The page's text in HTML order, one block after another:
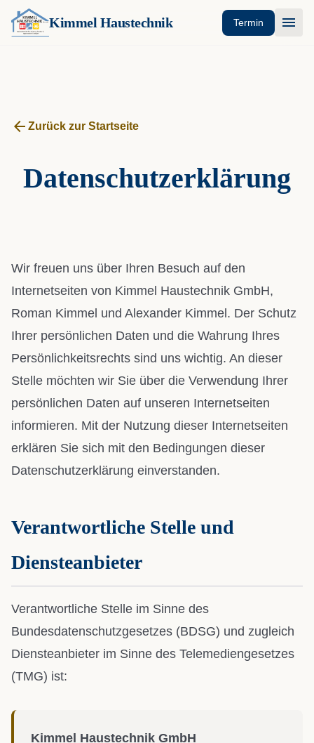
Kimmel Haustechnik Termin menu
arrow_back Zurück zur Startseite
Datenschutzerklärung
Wir freuen uns über Ihren Besuch auf den
Internetseiten von Kimmel Haustechnik GmbH,
Roman Kimmel und Alexander Kimmel. Der Schutz
Ihrer persönlichen Daten und die Wahrung Ihres
Persönlichkeitsrechts sind uns wichtig. An dieser
Stelle möchten wir Sie über die Verwendung Ihrer
persönlichen Daten auf unseren Internetseiten
informieren. Mit der Nutzung dieser Internetseiten
erklären Sie sich mit den Bedingungen dieser
Datenschutzerklärung einverstanden.
Verantwortliche Stelle und
Diensteanbieter
Verantwortliche Stelle im Sinne des
Bundesdatenschutzgesetzes (BDSG) und zugleich
Diensteanbieter im Sinne des Telemediengesetzes
(TMG) ist:
Kimmel Haustechnik GmbH